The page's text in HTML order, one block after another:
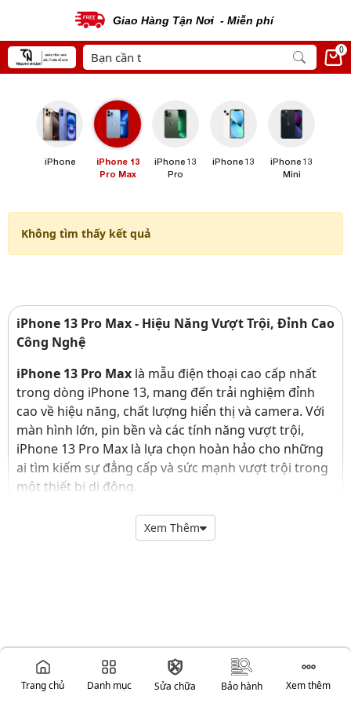
Giao Hàng Tận Nơi - Miễn phí
0
Trang chủ Danh mục Sửa chữa Bảo hành Xem thêm
iPhone
iPhone 13
Pro Max
iPhone 13
Pro
iPhone 13
iPhone 13
Mini
Không tìm thấy kết quả
iPhone 13 Pro Max - Hiệu Năng Vượt Trội, Đỉnh Cao
Công Nghệ
iPhone 13 Pro Max là mẫu điện thoại cao cấp nhất
trong dòng iPhone 13, mang đến trải nghiệm đỉnh
cao về hiệu năng, chất lượng hiển thị và camera. Với
màn hình lớn, pin bền và các tính năng vượt trội,
iPhone 13 Pro Max là lựa chọn hoàn hảo cho những
ai tìm kiếm sự đẳng cấp và sức mạnh vượt trội trong
một thiết bị di động.
Màn Hình Super Retina XDR 6.7 Inch
Bionic
mạnh mẽ, iPhone 13 Pro Max cung cấp
hiệu suất hàng đầu, giúp xử lý mọi tác vụ từ đa
nhiệm đến chơi game đồ họa cao một cách mượt
Xem Thêm